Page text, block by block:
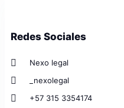
Redes Sociales
Nexo legal
_nexolegal
+57 315 3354174